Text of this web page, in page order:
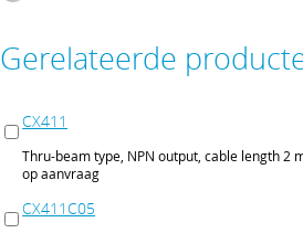
Gerelateerde
CX411
Thru-beam type, NPN output, cable length 2
op aanvraag
CX411C05